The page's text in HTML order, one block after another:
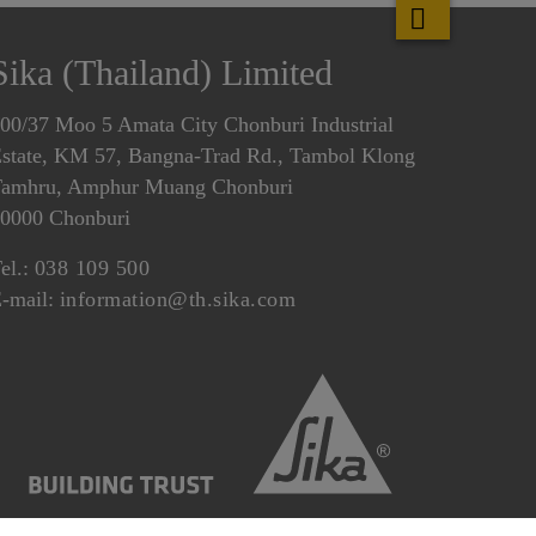
(Thailand) Limited
37 Moo 5 Amata City Chonburi Industrial
KM 57, Bangna-Trad Rd., Tambol Klong
Amphur Muang Chonburi
Chonburi
038 109 500
mail: information@th.sika.com